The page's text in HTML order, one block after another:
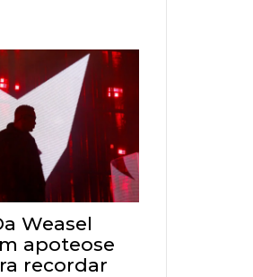
Weasel
apoteose
recordar